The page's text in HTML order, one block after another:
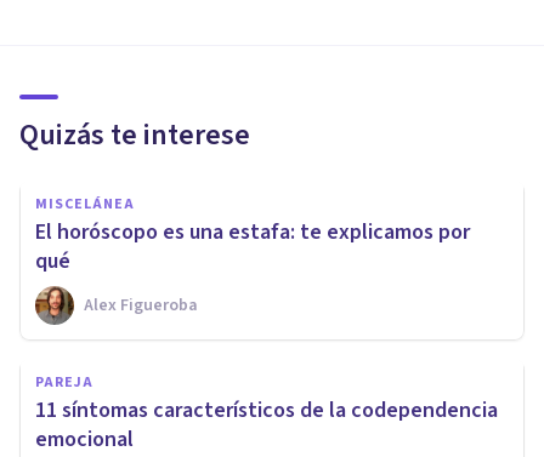
Quizás te interese
MISCELÁNEA
​El horóscopo es una estafa: te explicamos por
qué
Alex Figueroba
PAREJA
11 síntomas característicos de la codependencia
emocional